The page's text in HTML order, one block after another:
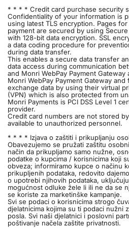
* * * * Credit card purchase security
Confidentiality of your information is
using latest TLS encryption. Pages
payment are secured by using
with 128-bit data encryption. SSL
a data coding procedure for
during data transfer.
This enables a secure data transfer
data access during communication
and Monri WebPay Payment Gateway
Monri WebPay Payment Gateway
exchange data by using their virtual
(VPN) which is also protected from
Monri Payments is PCI DSS Level 1
provider.
Credit card numbers are not stored
available to unauthorized personnel.
* * * * Izjava o zaštiti i prikupljanju
Obavezujemo se pružati zaštitu
način da prikupljamo samo nužne,
podatke o kupcima / korisnicima koji
obveza; informiramo kupce o načinu
prikupljenih podataka, redovito
o upotrebi njihovih podataka,
mogućnost odluke žele li ili ne da se
se koriste za marketinške kampanje.
Svi se podaci o korisnicima strogo
djelatnicima kojima su ti podaci nužni
posla. Svi naši djelatnici i poslovni
poštivanje načela zaštite privatnosti.